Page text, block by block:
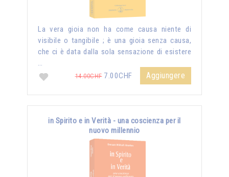
La vera gioia non ha come causa niente di
visibile o tangibile ; è una gioia senza causa,
che ci è data dalla sola sensazione di esistere
…
14.00CHF7.00CHF Aggiungere
in Spirito e in Verità - una coscienza per il
nuovo millennio